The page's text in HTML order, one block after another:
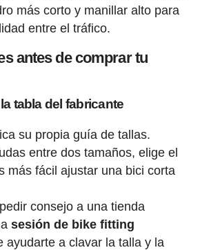
más corto y manillar alto para
entre el tráfico.
antes de comprar tu
tabla del fabricante
su propia guía de tallas.
entre dos tamaños, elige el
más fácil ajustar una bici corta
consejo a una tienda
sesión de bike fitting
ayudarte a clavar la talla y la